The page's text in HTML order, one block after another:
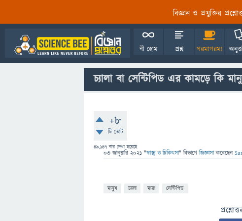
বিজ্ঞান ও প্রযুক্তির
বী হোম প্রশ্ন গরমাগরম!
চ্যালা বা সেন্টিপিড এর কামড়ে কি
+8
টি ভোট
49,147 বার দেখা হয়েছে
03 জানুয়ারি 2021 "স্বাস্থ্য ও চিকিৎসা" বিভাগে জিজ্ঞাসাকরেছেন
মানুষ চ্যালা মারা সেন্টিপিড